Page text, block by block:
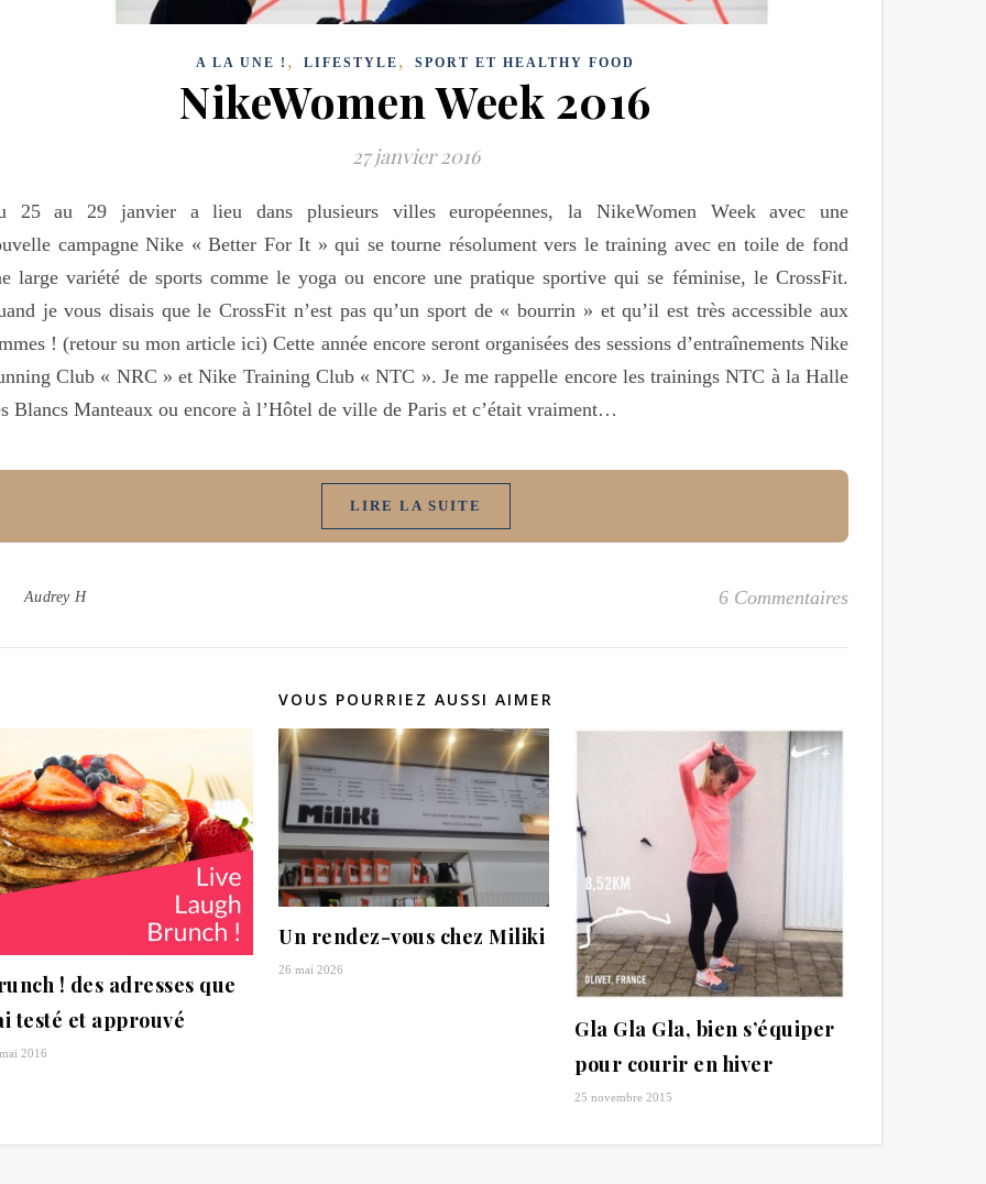
A LA UNE ! , LIFESTYLE , SPORT ET HEALTHY FOOD
NikeWomen Week 2016
27 janvier 2016
25 au 29 janvier a lieu dans plusieurs villes européennes, la NikeWomen Week avec une
campagne Nike « Better For It » qui se tourne résolument vers le training avec en toile de fond
large variété de sports comme le yoga ou encore une pratique sportive qui se féminise, le CrossFit.
je vous disais que le CrossFit n’est pas qu’un sport de « bourrin » et qu’il est très accessible aux
! (retour su mon article ici) Cette année encore seront organisées des sessions d’entraînements Nike
Club « NRC » et Nike Training Club « NTC ». Je me rappelle encore les trainings NTC à la Halle
Blancs Manteaux ou encore à l’Hôtel de ville de Paris et c’était vraiment…
LIRE LA SUITE
Audrey H 6 Commentaires
VOUS POURRIEZ AUSSI AIMER
! des adresses que
testé et approuvé
2016
Un rendez-vous chez Miliki
26 mai 2026
Gla Gla Gla, bien s’équiper
pour courir en hiver
25 novembre 2015